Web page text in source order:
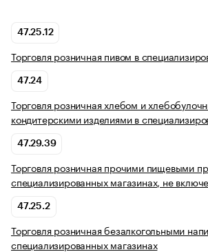
47.25.12
Торговля розничная пивом в
47.24
Торговля розничная хлебом и
кондитерскими изделиями в
47.29.39
Торговля розничная прочими пищевыми
специализированных магазинах, не
47.25.2
Торговля розничная безалкогольными
специализированных магазинах